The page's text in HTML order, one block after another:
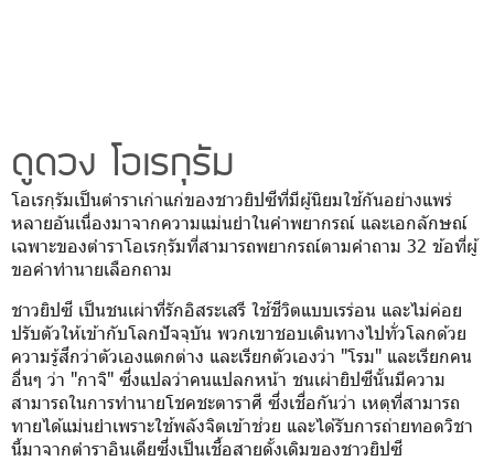
ดูดวง โอเรกุรัม
โอเรกุรัมเป็นตำราเก่าแก่ของชาวยิปซีที่มีผู้นิยมใช้กันอย่างแพร่
หลายอันเนื่องมาจากความแม่นยำในคำพยากรณ์ และเอกลักษณ์
เฉพาะของตำราโอเรกุรัมที่สามารถพยากรณ์ตามคำถาม 32 ข้อที่ผู้
ขอคำทำนายเลือกถาม
ชาวยิปซี เป็นชนเผ่าที่รักอิสระเสรี ใช้ชีวิตแบบเรร่อน และไม่ค่อย
ปรับตัวให้เข้ากับโลกปัจจุบัน พวกเขาชอบเดินทางไปทั่วโลกด้วย
ความรู้สึกว่าตัวเองแตกต่าง และเรียกตัวเองว่า "โรม" และเรียกคน
อื่นๆ ว่า "กาจิ" ซึ่งแปลว่าคนแปลกหน้า ชนเผ่ายิปซีนั้นมีความ
สามารถในการทำนายโชคชะตาราศี ซึ่งเชื่อกันว่า เหตุที่สามารถ
ทายได้แม่นยำเพราะใช้พลังจิตเข้าช่วย และได้รับการถ่ายทอดวิชา
นี้มาจากตำราอินเดียซึ่งเป็นเชื้อสายดั้งเดิมของชาวยิปซี